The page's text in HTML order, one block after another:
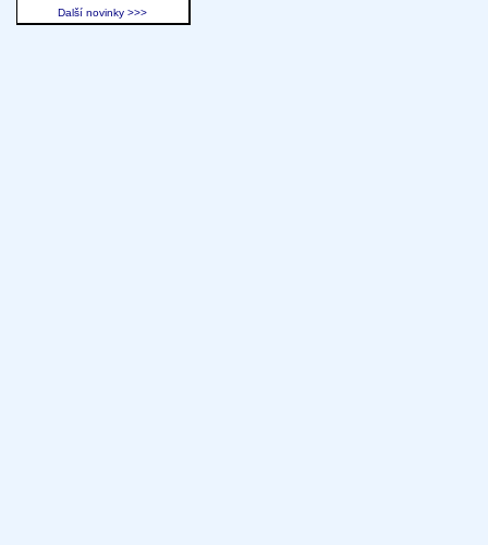
Další novinky >>>